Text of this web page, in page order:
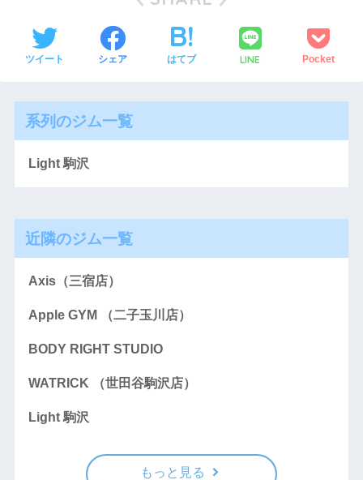
ツイート シェア はてブ LINE Pocket
系列のジム一覧
Light 駒沢
近隣のジム一覧
Axis（三宿店）
Apple GYM （二子玉川店）
BODY RIGHT STUDIO
WATRICK （世田谷駒沢店）
Light 駒沢
もっと見る